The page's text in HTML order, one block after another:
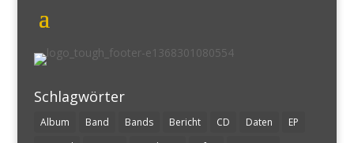
Schlagwörter
Album Band Bands Bericht CD Daten
EP